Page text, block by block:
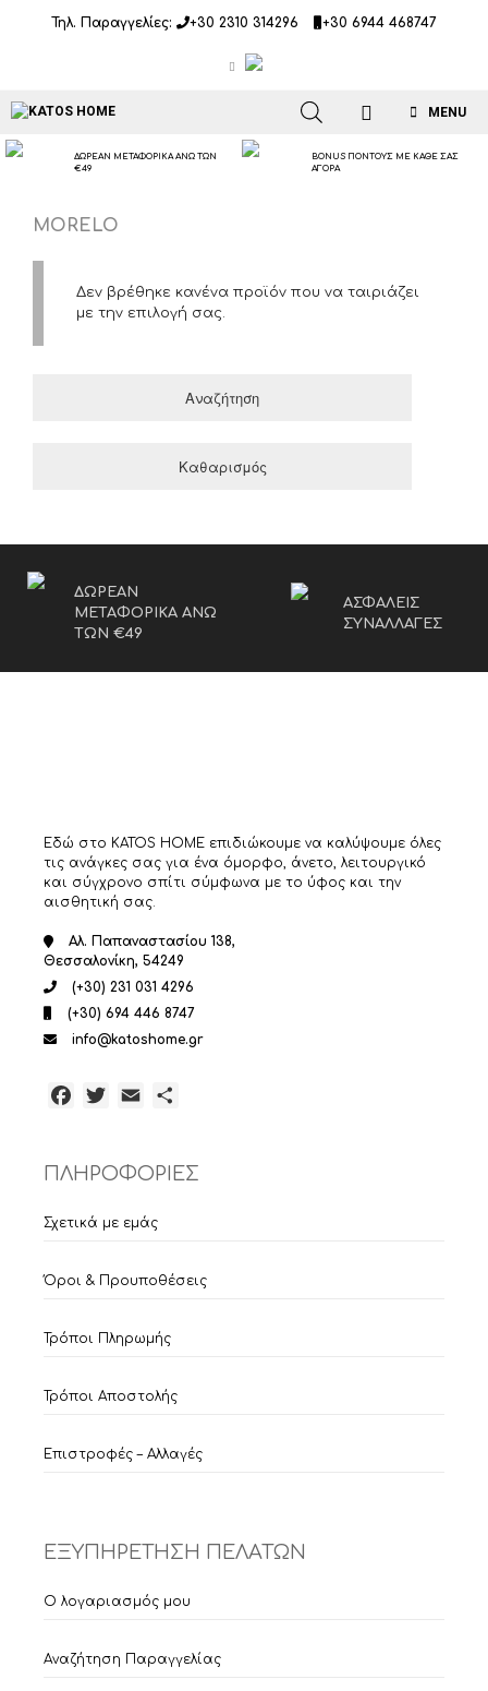
Τηλ. Παραγγελίες: +30 2310 314296 +30 6944 468747
MENU
ΔΩΡΕΑΝ ΜΕΤΑΦΟΡΙΚΑ ΑΝΩ ΤΩΝ
€49
BONUS ΠΟΝΤΟΥΣ ΜΕ ΚΑΘΕ ΣΑΣ
ΑΓΟΡΑ
MORELO
Δεν βρέθηκε κανένα προϊόν που να ταιριάζει
με την επιλογή σας.
Αναζήτηση
Καθαρισμός
ΔΩΡΕΑΝ
ΜΕΤΑΦΟΡΙΚΑ ΑΝΩ
ΤΩΝ €49
ΑΣΦΑΛΕΙΣ
ΣΥΝΑΛΛΑΓΕΣ
Εδώ στο KATOS HOME επιδιώκουμε να καλύψουμε όλες
τις ανάγκες σας για ένα όμορφο, άνετο, λειτουργικό
και σύγχρονο σπίτι σύμφωνα με το ύφος και την
αισθητική σας.
Αλ. Παπαναστασίου 138,
Θεσσαλονίκη, 54249
(+30) 231 031 4296
(+30) 694 446 8747
info@katoshome.gr
Facebook
TwitterEmail
ΠΛΗΡΟΦΟΡΙΕΣ
Σχετικά με εμάς
Όροι & Προυποθέσεις
Τρόποι Πληρωμής
Τρόποι Αποστολής
Επιστροφές – Αλλαγές
ΕΞΥΠΗΡΕΤΗΣΗ ΠΕΛΑΤΩΝ
Ο λογαριασμός μου
Αναζήτηση Παραγγελίας